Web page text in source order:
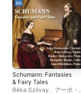
Schumann: Fantasies
& Fairy Tales
Réka Szilvay、 アーポ・